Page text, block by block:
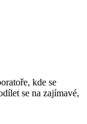
kde se
se na zajímavé,